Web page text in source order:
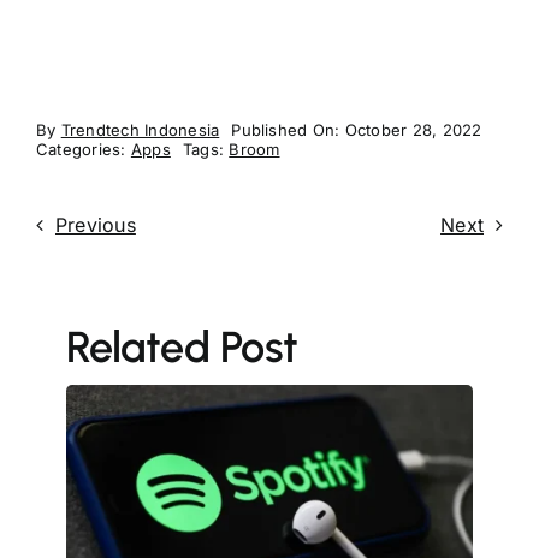
By Trendtech Indonesia
Published On: October 28, 2022
Categories: Apps Tags: Broom
Previous Next
Related Post